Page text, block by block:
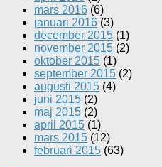
mars 2016 (6)
januari 2016 (3)
december 2015 (1)
november 2015 (2)
oktober 2015 (1)
september 2015 (2)
augusti 2015 (4)
juni 2015 (2)
maj 2015 (2)
april 2015 (1)
mars 2015 (12)
februari 2015 (63)